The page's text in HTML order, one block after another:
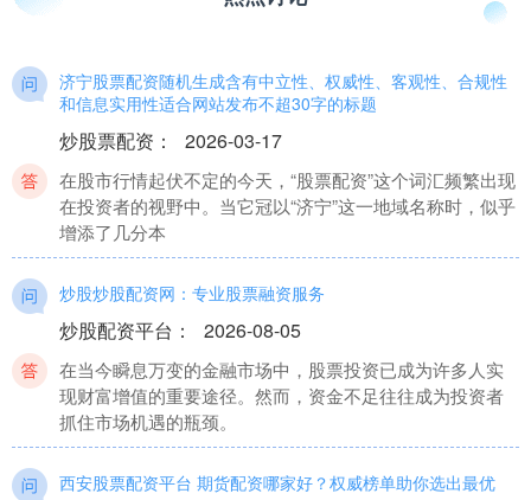
济宁股票配资随机生成含有中立性、权威性、客观性、合规性
和信息实用性适合网站发布不超30字的标题
炒股票配资 ： 2026-03-17
在股市行情起伏不定的今天，“股票配资”这个词汇频繁出现
在投资者的视野中。当它冠以“济宁”这一地域名称时，似乎
增添了几分本
炒股炒股配资网：专业股票融资服务
炒股配资平台 ： 2026-08-05
在当今瞬息万变的金融市场中，股票投资已成为许多人实
现财富增值的重要途径。然而，资金不足往往成为投资者
抓住市场机遇的瓶颈。
西安股票配资平台 期货配资哪家好？权威榜单助你选出最优